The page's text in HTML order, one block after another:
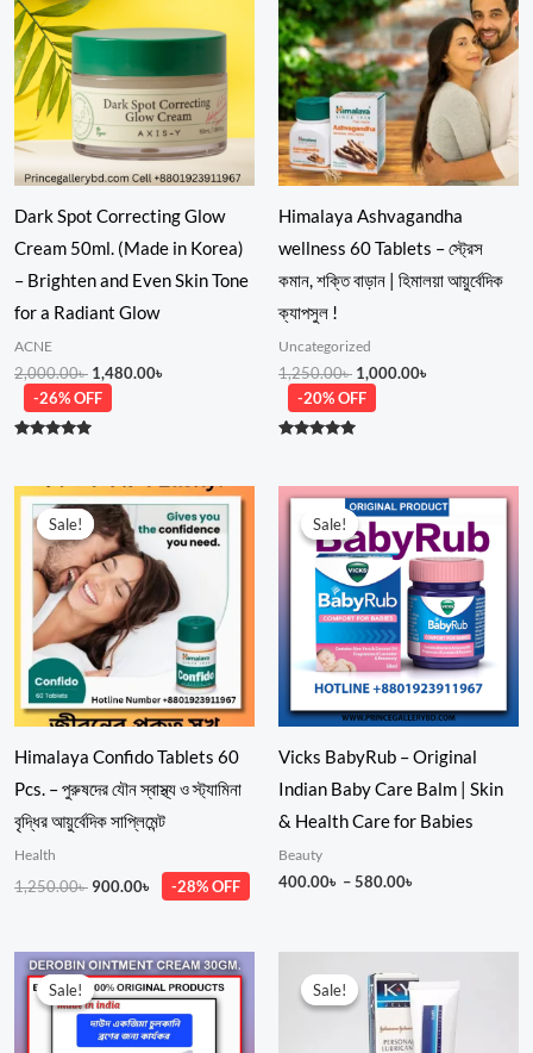
Dark Spot Correcting Glow
Cream 50ml. (Made in Korea)
– Brighten and Even Skin Tone
for a Radiant Glow
ACNE
2,000.00৳
2,000.00৳ .
1,480.00৳
-26% OFF
Himalaya Ashvagandha
wellness 60 Tablets – স্ট্রেস
কমান, শক্তি বাড়ান | হিমালয়া আয়ুর্বেদিক
ক্যাপসুল !
Uncategorized
1,250.00৳
1,250.00৳ .
1,000.00৳
1,000.00৳ .
-20% OFF
Sale!
Sale!
Himalaya Confido Tablets 60
Pcs. – পুরুষদের যৌন স্বাস্থ্য ও স্ট্যামিনা
বৃদ্ধির আয়ুর্বেদিক সাপ্লিমেন্ট
Health
1,250.00৳
Original
price
was:
1,250.00৳ .
900.00৳
Current
price
is:
900.00৳ .
-28% OFF
Sale!
Sale!
Vicks BabyRub – Original
Indian Baby Care Balm | Skin
& Health Care for Babies
Beauty
400.00৳ –580.00৳
Price
range:
400.00৳
through
580.00৳
Sale!
Sale!
Original
price
was:
450.00৳ .
Current
price
is:
300.00৳ .
Sale!
Sale!
range:
499.00৳
through
850.00৳